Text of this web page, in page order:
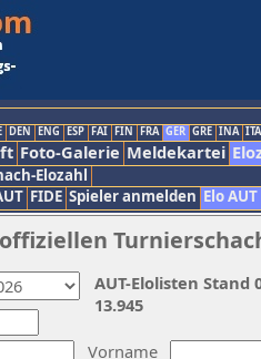
DEN ENG ESP FAI FIN FRA GER GRE INA ITA
Foto-Galerie Meldekartei
Elozahl
FIDE Spieler anmelden Elo AUT
Vorname
AUT-Elolisten Stand
13.945